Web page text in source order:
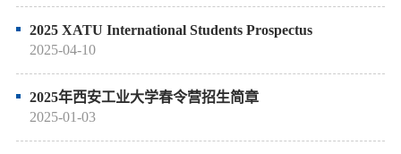
2025 XATU International Students Prospectus
2025-04-10
2025年西安工业大学春令营招生简章
2025-01-03